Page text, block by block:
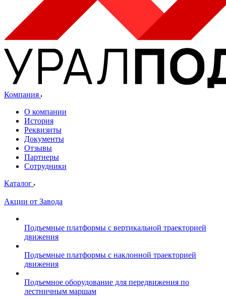
Компания
О компании
История
Реквизиты
Документы
Отзывы
Партнеры
Сотрудники
Каталог
Акции от Завода
Подъемные платформы с вертикальной траекторией
движения
Подъемные платформы с наклонной траекторией
движения
Подъемное оборудование для передвижения по
лестничным маршам